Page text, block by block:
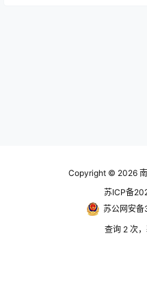
Copyright © 2026
苏ICP备
苏公网安
查询 2 次